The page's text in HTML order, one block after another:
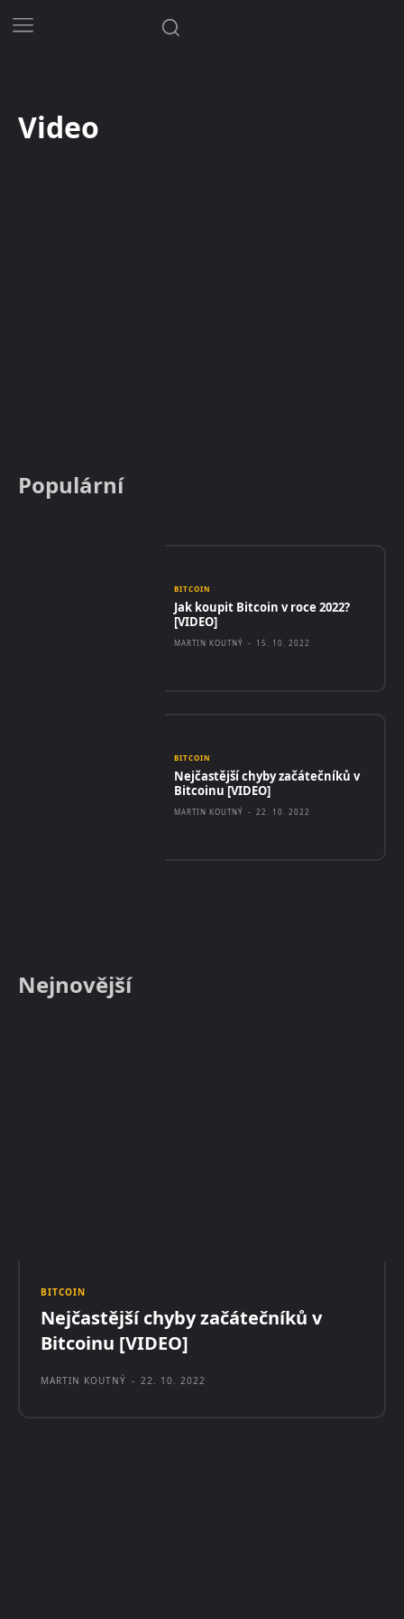
Video
Populární
BITCOIN
Jak koupit Bitcoin v roce 2022?
[VIDEO]
MARTIN KOUTNÝ - 15. 10. 2022
BITCOIN
Nejčastější chyby začátečníků v
Bitcoinu [VIDEO]
MARTIN KOUTNÝ - 22. 10. 2022
Nejnovější
BITCOIN
Nejčastější chyby začátečníků v
Bitcoinu [VIDEO]
MARTIN KOUTNÝ - 22. 10. 2022